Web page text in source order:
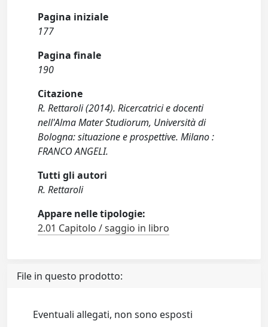
Pagina iniziale
177
Pagina finale
190
Citazione
R. Rettaroli (2014). Ricercatrici e docenti
nell'Alma Mater Studiorum, Università di
Bologna: situazione e prospettive. Milano :
FRANCO ANGELI.
Tutti gli autori
R. Rettaroli
Appare nelle tipologie:
2.01 Capitolo / saggio in libro
File in questo prodotto:
Eventuali allegati, non sono esposti